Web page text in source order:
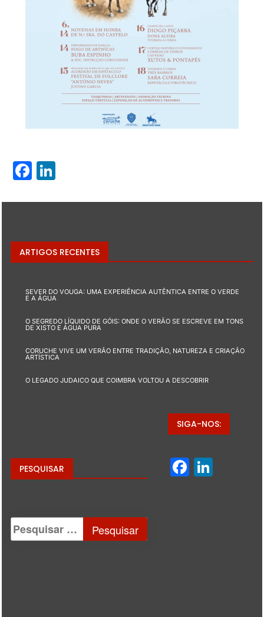
Facebook
ARTIGOS RECENTES
SEVER DO VOUGA: UMA EXPERIÊNCIA AUTÊNTICA ENTRE O VERDE
E A ÁGUA
O SEGREDO LÍQUIDO DE GÓIS: ONDE O VERÃO SE ESCREVE EM TONS
DE XISTO E ÁGUA PURA
CORUCHE VIVE UM VERÃO ENTRE TRADIÇÃO, NATUREZA E CRIAÇÃO
ARTÍSTICA
O LEGADO JUDAICO QUE COIMBRA VOLTOU A DESCOBRIR
PESQUISAR
SIGA-NOS: